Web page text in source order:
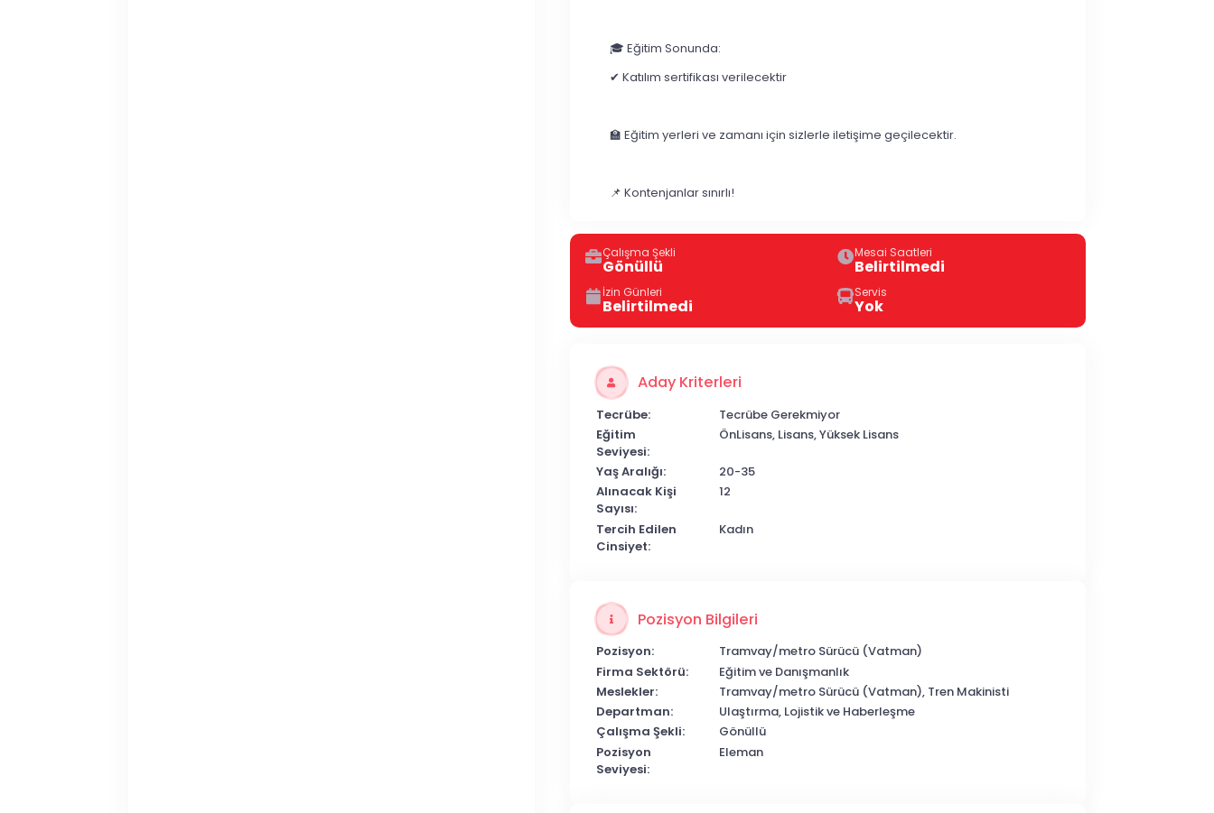
🎓 Eğitim Sonunda:
✔ Katılım sertifikası verilecektir
🏫 Eğitim yerleri ve zamanı için sizlerle iletişime geçilecektir.
📌 Kontenjanlar sınırlı!
Çalışma Şekli
Gönüllü
Mesai Saatleri
Belirtilmedi
İzin Günleri
Belirtilmedi
Servis
Yok
Aday Kriterleri
Tecrübe:
Tecrübe Gerekmiyor
Eğitim
Seviyesi:
ÖnLisans, Lisans, Yüksek Lisans
Yaş Aralığı:
20-35
Alınacak Kişi
Sayısı:
12
Tercih Edilen
Cinsiyet:
Kadın
Pozisyon Bilgileri
Pozisyon:
Tramvay/metro Sürücü (Vatman)
Firma Sektörü:
Eğitim ve Danışmanlık
Meslekler:
Tramvay/metro Sürücü (Vatman), Tren Makinisti
Departman:
Ulaştırma, Lojistik ve Haberleşme
Çalışma Şekli:
Gönüllü
Pozisyon
Seviyesi:
Eleman